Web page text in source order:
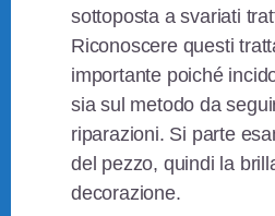
sottoposta a svariati
Riconoscere questi
importante poiché
sia sul metodo da
riparazioni. Si parte
del pezzo, quindi la
decorazione.